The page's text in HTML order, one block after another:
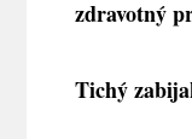
zdravotný
Tichý